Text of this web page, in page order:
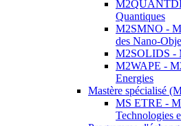
Quantiques
M2SMNO -
des Nano-
M2SOLIDS -
M2WAPE -
Energies
Mastère spécialisé
MS ETRE -
Technologies